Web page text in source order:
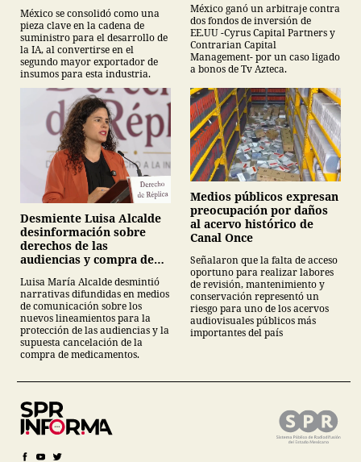
México se consolidó como una
pieza clave en la cadena de
suministro para el desarrollo de
la IA, al convertirse en el
segundo mayor exportador de
insumos para esta industria.
México ganó un arbitraje contra
dos fondos de inversión de
EE.UU -Cyrus Capital Partners y
Contrarian Capital
Management- por un caso ligado
a bonos de Tv Azteca.
Desmiente Luisa Alcalde
desinformación sobre
derechos de las
audiencias y compra de
Luisa María Alcalde desmintió
narrativas difundidas en medios
de comunicación sobre los
nuevos lineamientos para la
protección de las audiencias y la
supuesta cancelación de la
compra de medicamentos.
Medios públicos expresan
preocupación por daños
al acervo histórico de
Canal Once
Señalaron que la falta de acceso
oportuno para realizar labores
de revisión, mantenimiento y
conservación representó un
riesgo para uno de los acervos
audiovisuales públicos más
importantes del país